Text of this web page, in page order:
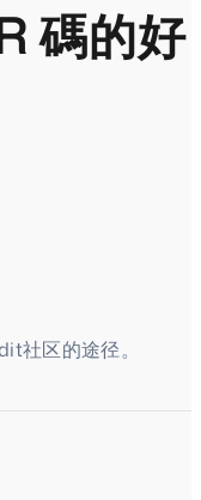
碼的好
社区的途径。